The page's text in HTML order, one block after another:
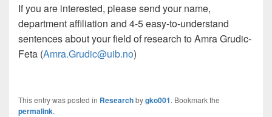
If you are interested, please send your name,
department affiliation and 4-5 easy-to-understand
sentences about your field of research to Amra Grudic-
Feta (Amra.Grudic@uib.no)
This entry was posted in Researchbygko001. Bookmark the
permalink.